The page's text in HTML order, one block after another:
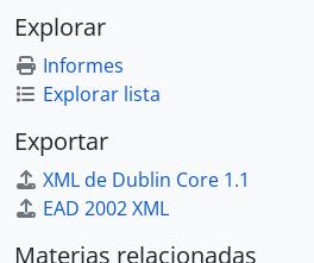
Explorar
Informes
Explorar lista
Exportar
XML de Dublin Core 1.1
EAD 2002 XML
Materias relacionadas